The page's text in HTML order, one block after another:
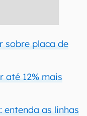
sobre placa de
até 12% mais
entenda as linhas